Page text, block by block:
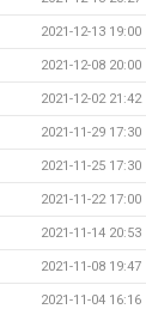
2021-12-13 19:00
2021-12-08 20:00
2021-12-02 21:42
2021-11-29 17:30
2021-11-25 17:30
2021-11-22 17:00
2021-11-14 20:53
2021-11-08 19:47
2021-11-04 16:16